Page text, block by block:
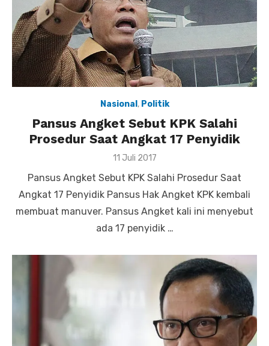
Nasional , Politik
Pansus Angket Sebut KPK Salahi
Prosedur Saat Angkat 17 Penyidik
Posted
11 Juli 2017
Pansus Angket Sebut KPK Salahi Prosedur Saat
Angkat 17 Penyidik Pansus Hak Angket KPK kembali
membuat manuver. Pansus Angket kali ini menyebut
ada 17 penyidik …